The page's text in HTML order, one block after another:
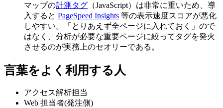
マップの計測タグ （JavaScript）は非常に重いため、導
入すると PageSpeed Insights 等の表示速度スコアが悪化
しやすい。「とりあえず全ページに入れておく」ので
はなく、分析が必要な重要ページに絞ってタグを発火
させるのが実務上のセオリーである。
言葉をよく利用する人
アクセス解析担当
Web 担当者(発注側)